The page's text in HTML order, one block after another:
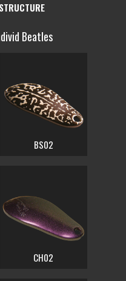
STRUCTURE
Beatles
BS02
CH02